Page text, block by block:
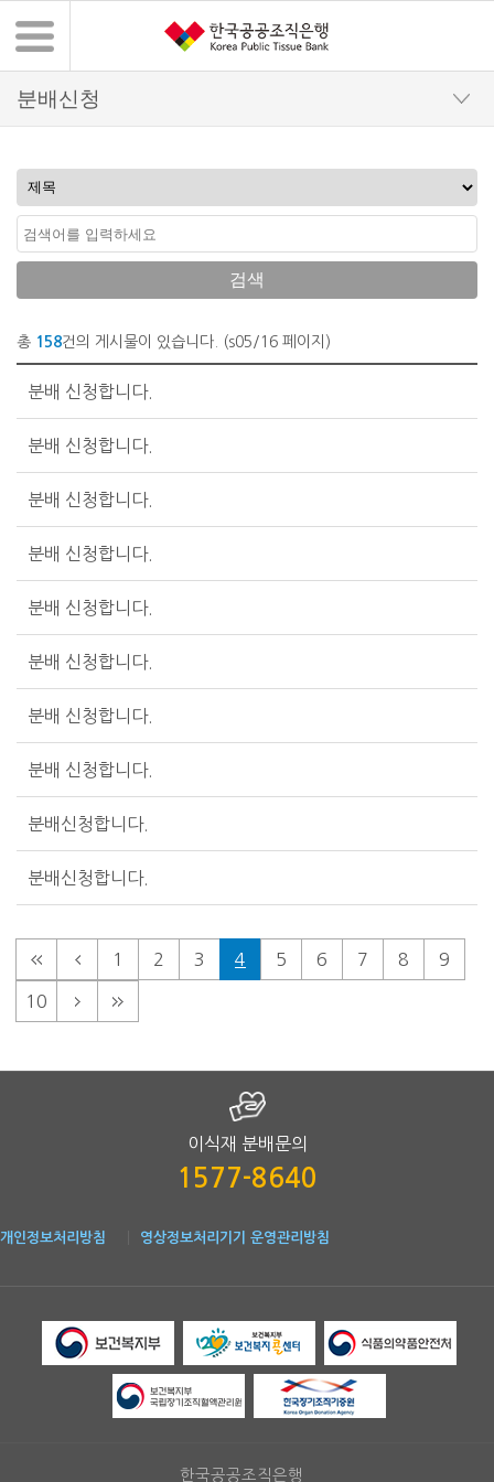
검색
총 158건의 게시물이 있습니다. (s05/16 페이지)
분배 신청합니다.
분배 신청합니다.
분배 신청합니다.
분배 신청합니다.
분배 신청합니다.
분배 신청합니다.
분배 신청합니다.
분배 신청합니다.
분배신청합니다.
분배신청합니다.
1 2 3 4 5 6 7 8 9
10
이식재 분배문의
1577-8640
개인정보처리방침 영상정보처리기기 운영관리방침
한국공공조직은행